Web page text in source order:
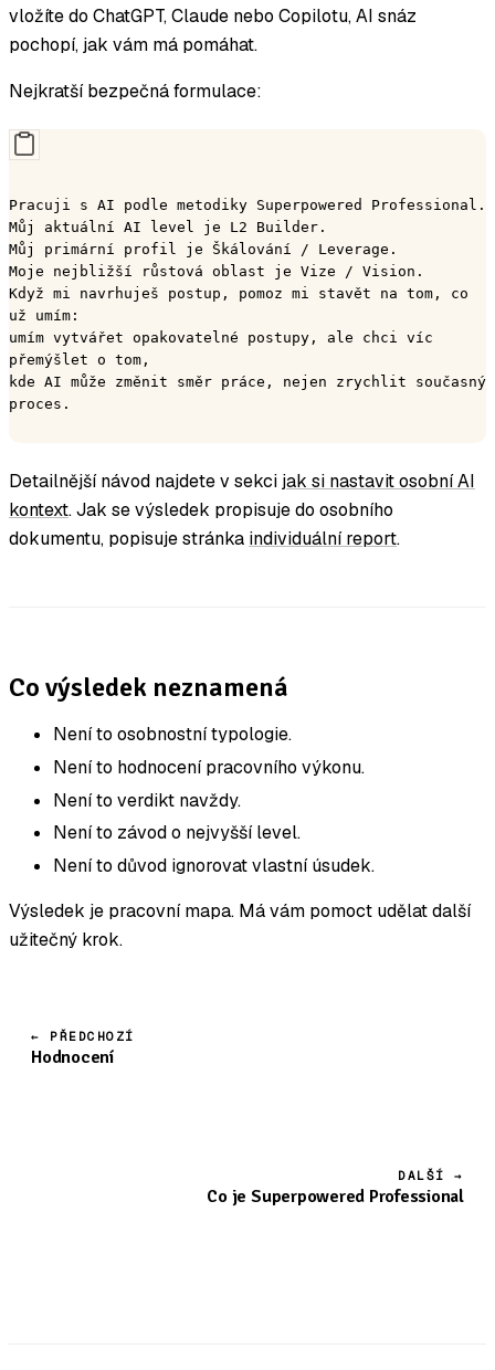
vložíte do ChatGPT, Claude nebo Copilotu, AI snáz
pochopí, jak vám má pomáhat.
Nejkratší bezpečná formulace:
Pracuji s AI podle metodiky Superpowered Professional.
Můj aktuální AI level je L2 Builder.
Můj primární profil je Škálování / Leverage.
Moje nejbližší růstová oblast je Vize / Vision.
Když mi navrhuješ postup, pomoz mi stavět na tom, co
už umím:
umím vytvářet opakovatelné postupy, ale chci víc
přemýšlet o tom,
kde AI může změnit směr práce, nejen zrychlit současný
proces.
Detailnější návod najdete v sekci jak si nastavit osobní AI
kontext. Jak se výsledek propisuje do osobního
dokumentu, popisuje stránka individuální report.
Co výsledek neznamená
Není to osobnostní typologie.
Není to hodnocení pracovního výkonu.
Není to verdikt navždy.
Není to závod o nejvyšší level.
Není to důvod ignorovat vlastní úsudek.
Výsledek je pracovní mapa. Má vám pomoct udělat další
užitečný krok.
← PŘEDCHOZÍ
Hodnocení
DALŠÍ →
Co je Superpowered Professional